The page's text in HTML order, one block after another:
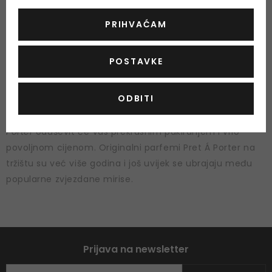
Pret Á Porterparfemi spadaju pod tvrtku Coty, iz
njihove suradnje neprestano se pojavljuju novi mirisi.
Nježni, također senzualni i strastveniparfemi Pret Á
Porteroduševit će Vas prekrasnim pakiranjem i vrlo
povoljnom cijenom. Originalni parfemi Pret Á Porter na
tržištu su već više godina i još uvijek se ubrajaju među
popularne zvjezdane mirise.
Prijava na newsletter
PRIHVAĆAM
POSTAVKE
ODBITI